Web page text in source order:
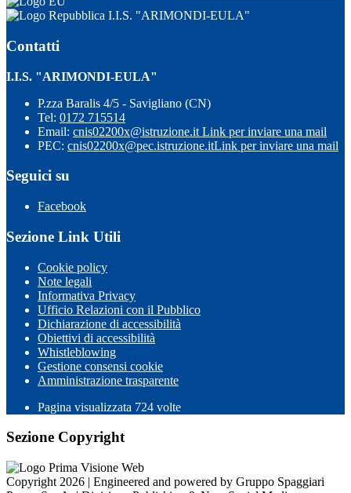
I.I.S. "ARIMONDI-EULA"
Contatti
I.I.S. "ARIMONDI-EULA"
P.zza Baralis 4/5 - Savigliano (CN)
Tel: 0172 715514
Email: cnis02200x@istruzione.it Link per inviare una mail
PEC: cnis02200x@pec.istruzione.itLink per inviare una mail
Seguici su
Facebook
Sezione Link Utili
Cookie policy
Note legali
Informativa Privacy
Ufficio Relazioni con il Pubblico
Dichiarazione di accessibilità
Obiettivi di accessibilità
Whistleblowing
Gestione consensi cookie
Amministrazione trasparente
Pagina visualizzata 724 volte
Sezione Copyright
Copyright 2026 | Engineered and powered by Gruppo Spaggiari